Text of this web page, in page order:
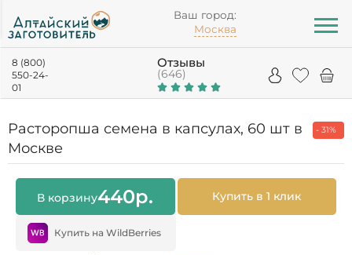
Ваш город:
Москва
8 (800)
550-24-
01
Отзывы
(646)
Расторопша семена в капсулах, 60 шт в
Москве
- 31%
В корзину440р. Купить в 1 клик
Купить на WildBerries